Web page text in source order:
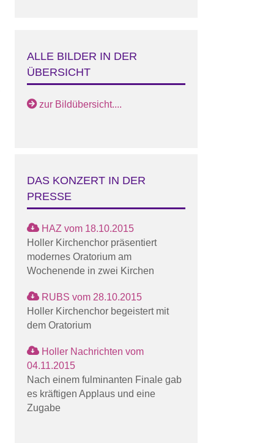
ALLE BILDER IN DER
ÜBERSICHT
zur Bildübersicht....
DAS KONZERT IN DER
PRESSE
HAZ vom 18.10.2015
Holler Kirchenchor präsentiert
modernes Oratorium am
Wochenende in zwei Kirchen
RUBS vom 28.10.2015
Holler Kirchenchor begeistert mit
dem Oratorium
Holler Nachrichten vom
04.11.2015
Nach einem fulminanten Finale gab
es kräftigen Applaus und eine
Zugabe